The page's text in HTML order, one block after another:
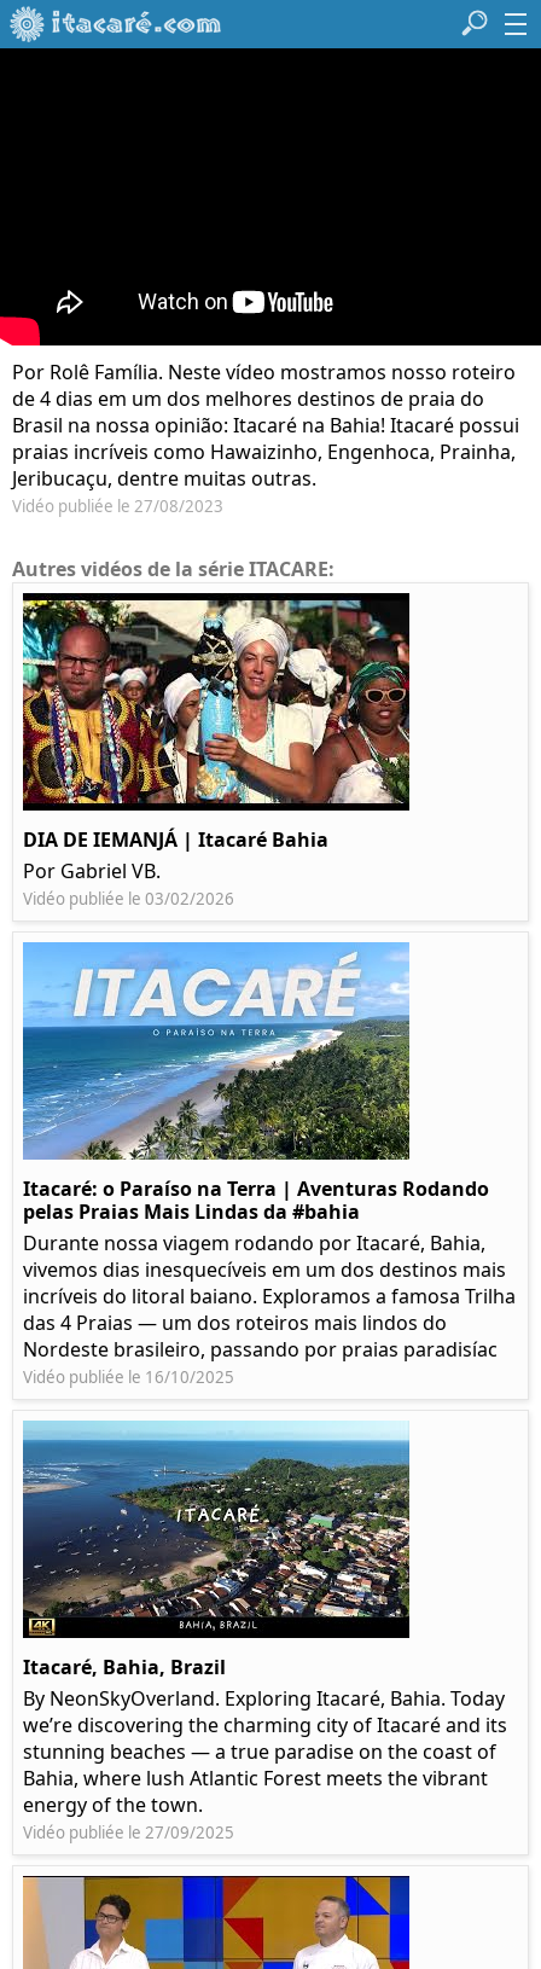
Por Rolê Família. Neste vídeo mostramos nosso roteiro
de 4 dias em um dos melhores destinos de praia do
Brasil na nossa opinião: Itacaré na Bahia! Itacaré possui
praias incríveis como Hawaizinho, Engenhoca, Prainha,
Jeribucaçu, dentre muitas outras.
Vidéo publiée le 27/08/2023
Autres vidéos de la série ITACARE:
DIA DE IEMANJÁ | Itacaré Bahia
Por Gabriel VB.
Vidéo publiée le 03/02/2026
Itacaré: o Paraíso na Terra | Aventuras Rodando
pelas Praias Mais Lindas da #bahia
Durante nossa viagem rodando por Itacaré, Bahia,
vivemos dias inesquecíveis em um dos destinos mais
incríveis do litoral baiano. Exploramos a famosa Trilha
das 4 Praias — um dos roteiros mais lindos do
Nordeste brasileiro, passando por praias paradisíac
Vidéo publiée le 16/10/2025
Itacaré, Bahia, Brazil
By NeonSkyOverland. Exploring Itacaré, Bahia. Today
we’re discovering the charming city of Itacaré and its
stunning beaches — a true paradise on the coast of
Bahia, where lush Atlantic Forest meets the vibrant
energy of the town.
Vidéo publiée le 27/09/2025